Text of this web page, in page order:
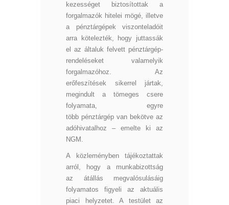
kezességet biztosítottak a
forgalmazók hitelei mögé, illetve
a pénztárgépek viszonteladóit
arra kötelezték, hogy juttassák
el az általuk felvett pénztárgép-
rendeléseket valamelyik
forgalmazóhoz. Az
erőfeszítések sikerrel jártak,
megindult a tömeges csere
folyamata, egyre
több pénztárgép van bekötve az
adóhivatalhoz – emelte ki az
NGM.
A közleményben tájékoztattak
arról, hogy a munkabizottság
az átállás megvalósulásáig
folyamatos figyeli az aktuális
piaci helyzetet. A testület az